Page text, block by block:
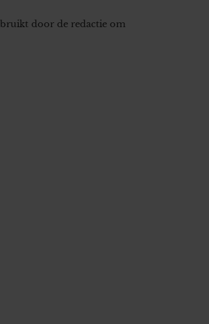
door de redactie om